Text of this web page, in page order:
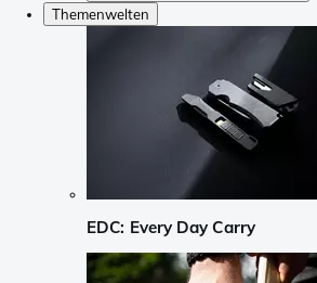
Themenwelten
EDC: Every Day Carry